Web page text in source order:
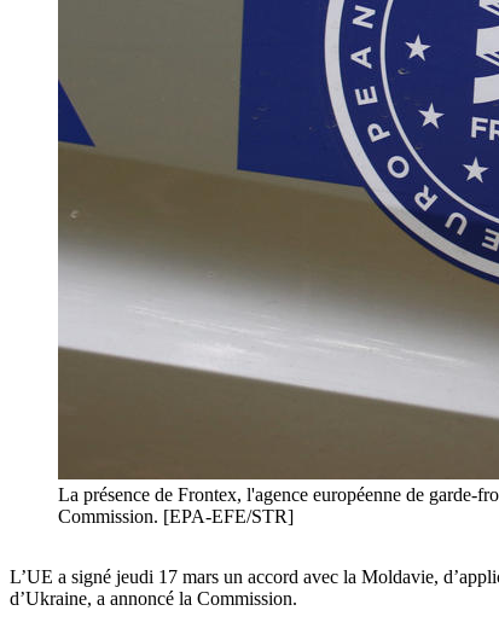
La présence de Frontex, l'agence européenne de garde-
Commission. [EPA-EFE/STR]
L’UE a signé jeudi 17 mars un accord avec la Moldavie,
d’Ukraine, a annoncé la Commission.